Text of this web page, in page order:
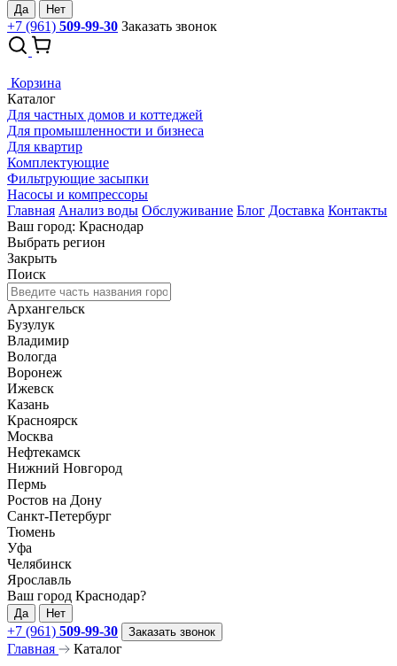
Да Нет
+7 (961) 509-99-30 Заказать звонок
Корзина
Каталог
Для частных домов и коттеджей
Для промышленности и бизнеса
Для квартир
Комплектующие
Фильтрующие засыпки
Насосы и компрессоры
Главная Анализ воды Обслуживание Блог Доставка Контакты
Ваш город: Краснодар
Выбрать регион
Закрыть
Поиск
Архангельск
Бузулук
Владимир
Вологда
Воронеж
Ижевск
Казань
Красноярск
Москва
Нефтекамск
Нижний Новгород
Пермь
Ростов на Дону
Санкт-Петербург
Тюмень
Уфа
Челябинск
Ярославль
Ваш город Краснодар?
Да Нет
+7 (961) 509-99-30 Заказать звонок
Главная Каталог